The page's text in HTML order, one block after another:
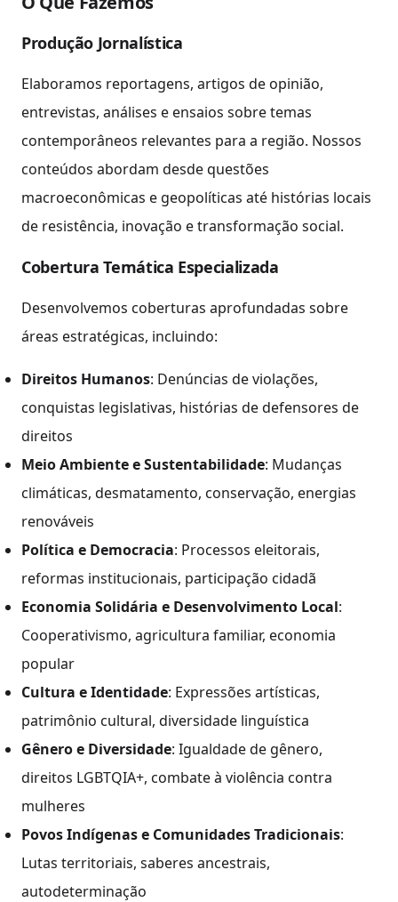
Produção Jornalística
Elaboramos reportagens, artigos de opinião,
entrevistas, análises e ensaios sobre temas
contemporâneos relevantes para a região. Nossos
conteúdos abordam desde questões
macroeconômicas e geopolíticas até histórias locais
de resistência, inovação e transformação social.
Cobertura Temática Especializada
Desenvolvemos coberturas aprofundadas sobre
áreas estratégicas, incluindo:
Direitos Humanos: Denúncias de violações,
conquistas legislativas, histórias de defensores de
direitos
Meio Ambiente e Sustentabilidade: Mudanças
climáticas, desmatamento, conservação, energias
renováveis
Política e Democracia: Processos eleitorais,
reformas institucionais, participação cidadã
Economia Solidária e Desenvolvimento Local:
Cooperativismo, agricultura familiar, economia
popular
Cultura e Identidade: Expressões artísticas,
patrimônio cultural, diversidade linguística
Gênero e Diversidade: Igualdade de gênero,
direitos LGBTQIA+, combate à violência contra
mulheres
Povos Indígenas e Comunidades Tradicionais:
Lutas territoriais, saberes ancestrais,
autodeterminação